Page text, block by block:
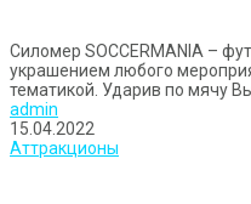
Силомер SOCCERMANIA –
украшением любого
тематикой. Ударив по мячу
admin
15.04.2022
Аттракционы